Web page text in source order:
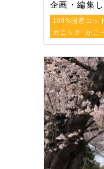
企画・編集
100%国産コッ
ガニック
,かこ